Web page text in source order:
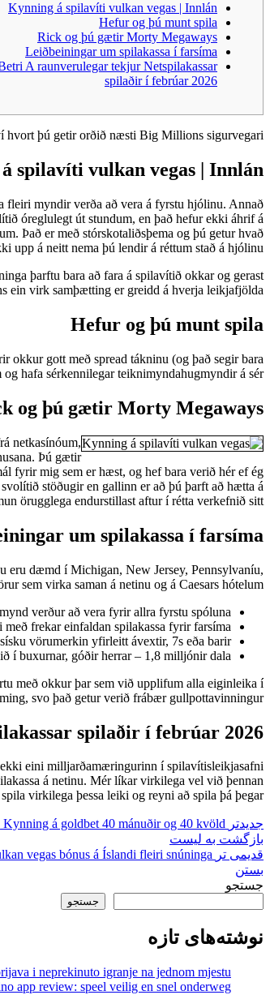
Kynning á spilavíti vulkan vegas | Innlán
Hefur og þú munt spila
Rick og þú gætir Morty Megaways
Leiðbeiningar um spilakassa í farsíma
A raunverulegar tekjur Netspilakassar
spilaðir í febrúar 2026
þú getir orðið næsti Big Millions sigurvegari?
spilavíti vulkan vegas | Innlán
fleiri myndir verða að vera á fyrstu hjólinu. Annað
óreglulegt út stundum, en það hefur ekki áhrif á
Það er með stórskotaliðsþema og þú getur hvað
upp á neitt nema þú lendir á réttum stað á hjólinu.
þarftu bara að fara á spilavítið okkar og gerast
ein virk samþætting er greidd á hverja leikjafjölda.
Hefur og þú munt spila
gott með spread tákninu (og það segir bara
hafa sérkennilegar teiknimyndahugmyndir á sér.
og þú gætir Morty Megaways
netkasínóum,
Þú gætir
fyrir mig sem er hæst, og hef bara verið hér ef ég
stöðugir en gallinn er að þú þarft að hætta á
örugglega endurstillast aftur í rétta verkefnið sitt.
um spilakassa í farsíma
eru dæmd í Michigan, New Jersey, Pennsylvaníu,
sem virka saman á netinu og á Caesars hótelum.
verður að vera fyrir allra fyrstu spóluna.
frekar einfaldan spilakassa fyrir farsíma.
vörumerkin yfirleitt ávextir, 7s eða barir.
í buxurnar, góðir herrar – 1,8 milljónir dala!
með okkur þar sem við upplifum alla eiginleika í
svo það getur verið frábær gullpottavinningur.
spilaðir í febrúar 2026
eini milljarðamæringurinn í spilavítisleikjasafni
á netinu. Mér líkar virkilega vel við þennan
virkilega þessa leiki og reyni að spila þá þegar…
جدیدتر á goldbet 40 mánuðir og 40 kvöld
بازگشت به لیست
قدیمی تر vegas bónus á Íslandi fleiri snúninga
بستن
جستجو
جستجو
نوشته‌های تازه
i neprekinuto igranje na jednom mjestu
app review: speel veilig en snel onderweg